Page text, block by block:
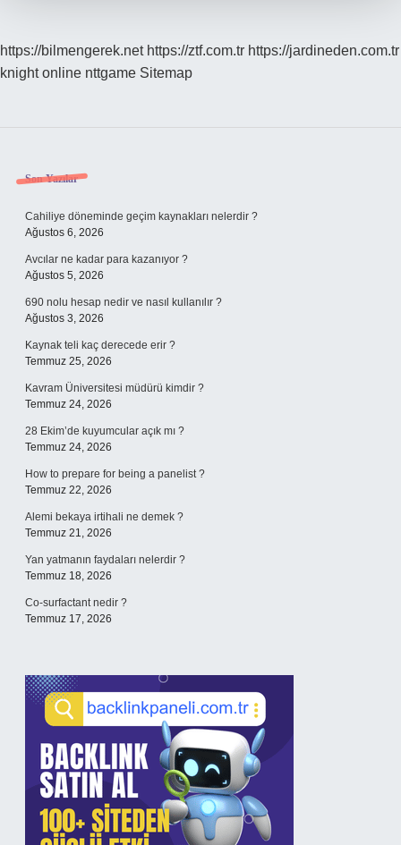
https://bilmengerek.net https://ztf.com.tr https://jardineden.com.tr
knight online nttgame Sitemap
Sidebar
Son Yazılar
Cahiliye döneminde geçim kaynakları nelerdir ?
Ağustos 6, 2026
Avcılar ne kadar para kazanıyor ?
Ağustos 5, 2026
690 nolu hesap nedir ve nasıl kullanılır ?
Ağustos 3, 2026
Kaynak teli kaç derecede erir ?
Temmuz 25, 2026
Kavram Üniversitesi müdürü kimdir ?
Temmuz 24, 2026
28 Ekim’de kuyumcular açık mı ?
Temmuz 24, 2026
How to prepare for being a panelist ?
Temmuz 22, 2026
Alemi bekaya irtihali ne demek ?
Temmuz 21, 2026
Yan yatmanın faydaları nelerdir ?
Temmuz 18, 2026
Co-surfactant nedir ?
Temmuz 17, 2026